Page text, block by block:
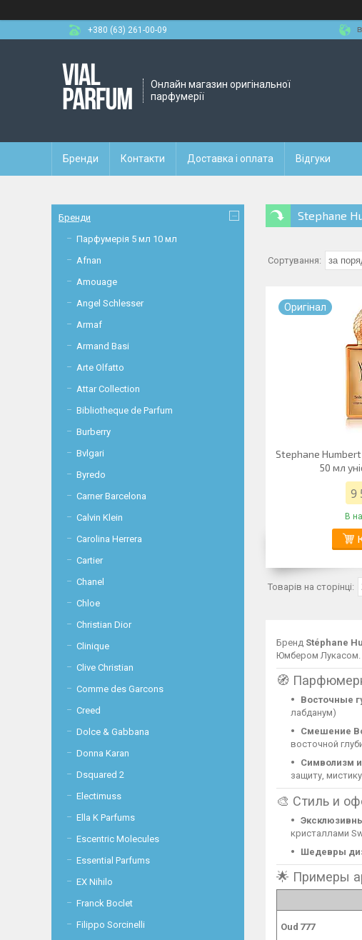
+380 (63) 261-00-09
Онлайн магазин оригінальної
парфумерії
Бренди Контакти Доставка і оплата Відгуки
Stephane
Оригiнал
Stephane
50 мл
9
В
Бренд Stéphane
Юмбером Лукасом.
🧭
Восточные
лабданум)
Смешение
восточной
Символизм
защиту, мистику
🎨 Стиль и
кристаллами
Шедевры
🌟 Примеры
Oud 777
Бренди
Парфумерія 5 мл 10 мл
Afnan
Amouage
Angel Schlesser
Armaf
Armand Basi
Arte Olfatto
Attar Collection
Bibliotheque de Parfum
Burberry
Bvlgari
Byredo
Carner Barcelona
Calvin Klein
Carolina Herrera
Cartier
Chanel
Chloe
Christian Dior
Clinique
Clive Christian
Comme des Garcons
Creed
Dolce & Gabbana
Donna Karan
Dsquared 2
Electimuss
Ella K Parfums
Escentric Molecules
Essential Parfums
EX Nihilo
Franck Boclet
Filippo Sorcinelli